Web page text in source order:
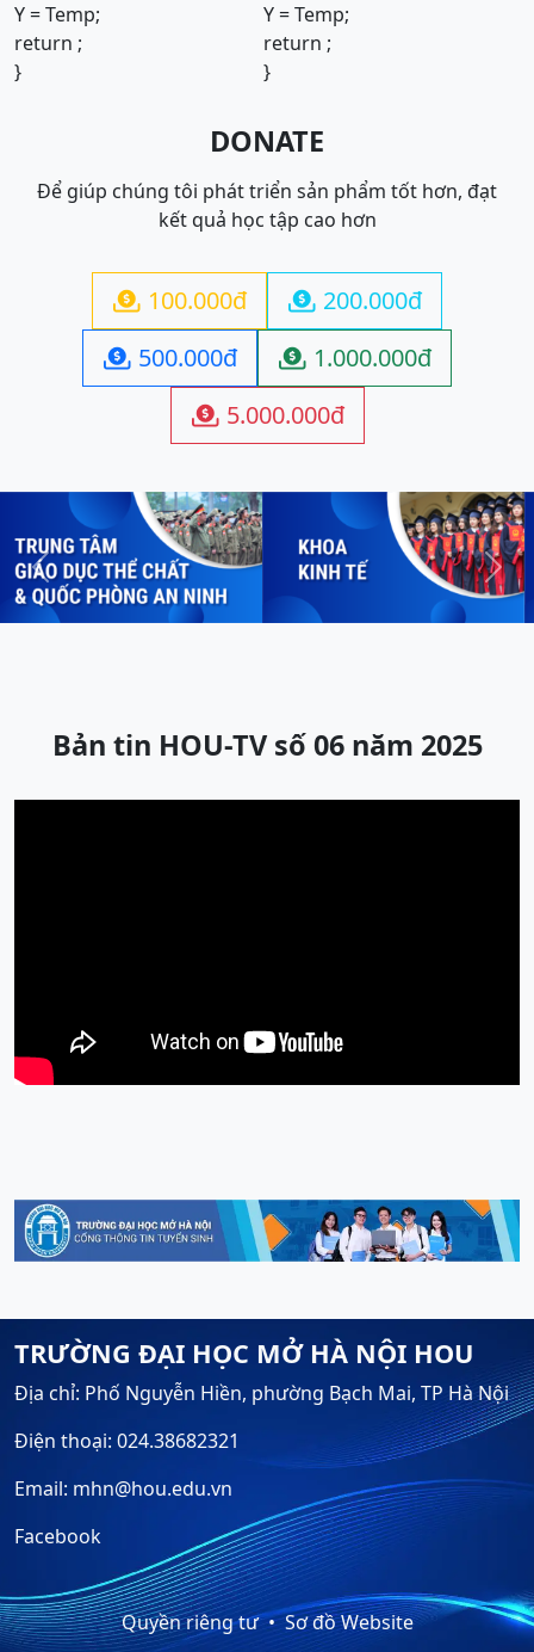
Y = Temp;
return ;
}
Y = Temp;
return ;
}
DONATE
Để giúp chúng tôi phát triển sản phẩm tốt hơn, đạt
kết quả học tập cao hơn
 100.000đ  200.000đ
 500.000đ  1.000.000đ
 5.000.000đ
Previous Next
Bản tin HOU-TV số 06 năm 2025
TRƯỜNG ĐẠI HỌC MỞ HÀ NỘI HOU
Địa chỉ: Phố Nguyễn Hiền, phường Bạch Mai, TP Hà Nội
Điện thoại: 024.38682321
Email: mhn@hou.edu.vn
Facebook
Quyền riêng tư Sơ đồ Website